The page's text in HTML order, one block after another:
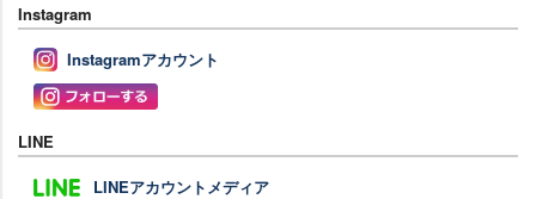
Instagram
Instagramアカウント
LINE
LINEアカウントメディア